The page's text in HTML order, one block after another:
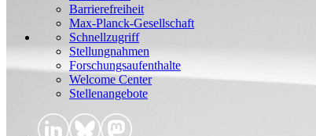
Barrierefreiheit
Max-Planck-Gesellschaft
Schnellzugriff
Stellungnahmen
Forschungsaufenthalte
Welcome Center
Stellenangebote